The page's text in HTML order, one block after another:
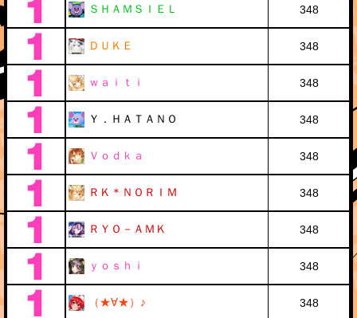
ＳＨＡＭＳＩＥＬ 348
ＤＵＫＥ 348
ｗａｉｔｉ 348
Ｙ．ＨＡＴＡＮＯ 348
Ｖｏｄｋａ 348
ＲＫ＊ＮＯＲＩＭ 348
ＲＹＯ－ＡＭＫ 348
ｙｏｓｈｉ 348
（★∀★）♪ 348